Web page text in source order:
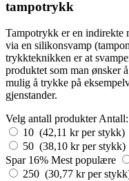
tampotrykk
Tampotrykk er en indirekte
via en silikonsvamp
trykkteknikken er at
produktet som man ønsker
mulig å trykke på
gjenstander.
Velg antall produkterAntall:
10 (42,11 kr per stykk)
50 (38,10 kr per stykk)
Spar 16% Mest populære
250 (30,77 kr per